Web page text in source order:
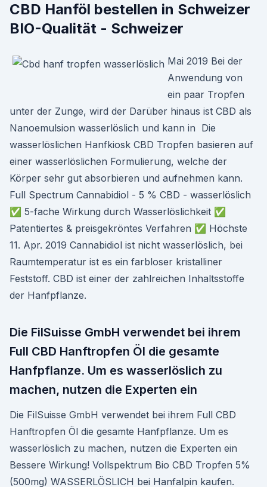
CBD Hanföl bestellen in Schweizer
BIO-Qualität - Schweizer
Mai 2019 Bei der
Anwendung von
ein paar Tropfen
unter der Zunge, wird der Darüber hinaus ist CBD als
Nanoemulsion wasserlöslich und kann in Die
wasserlöslichen Hanfkiosk CBD Tropfen basieren auf
einer wasserlöslichen Formulierung, welche der
Körper sehr gut absorbieren und aufnehmen kann.
Full Spectrum Cannabidiol - 5 % CBD - wasserlöslich
✅ 5-fache Wirkung durch Wasserlöslichkeit ✅
Patentiertes & preisgekröntes Verfahren ✅ Höchste
11. Apr. 2019 Cannabidiol ist nicht wasserlöslich, bei
Raumtemperatur ist es ein farbloser kristalliner
Feststoff. CBD ist einer der zahlreichen Inhaltsstoffe
der Hanfpflanze.
Die FilSuisse GmbH verwendet bei ihrem
Full CBD Hanftropfen Öl die gesamte
Hanfpflanze. Um es wasserlöslich zu
machen, nutzen die Experten ein
Die FilSuisse GmbH verwendet bei ihrem Full CBD
Hanftropfen Öl die gesamte Hanfpflanze. Um es
wasserlöslich zu machen, nutzen die Experten ein
Bessere Wirkung! Vollspektrum Bio CBD Tropfen 5%
(500mg) WASSERLÖSLICH bei Hanfalpin kaufen.